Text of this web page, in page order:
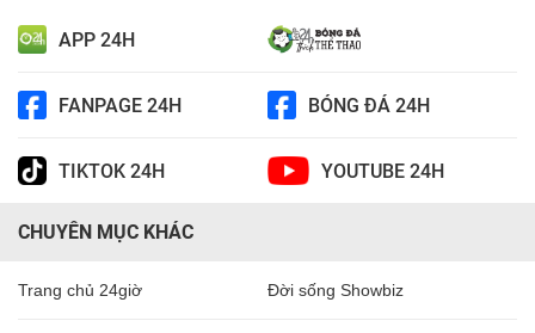
APP 24H
FANPAGE 24H BÓNG ĐÁ 24H
TIKTOK 24H YOUTUBE 24H
CHUYÊN MỤC KHÁC
Trang chủ 24giờ Đời sống Showbiz